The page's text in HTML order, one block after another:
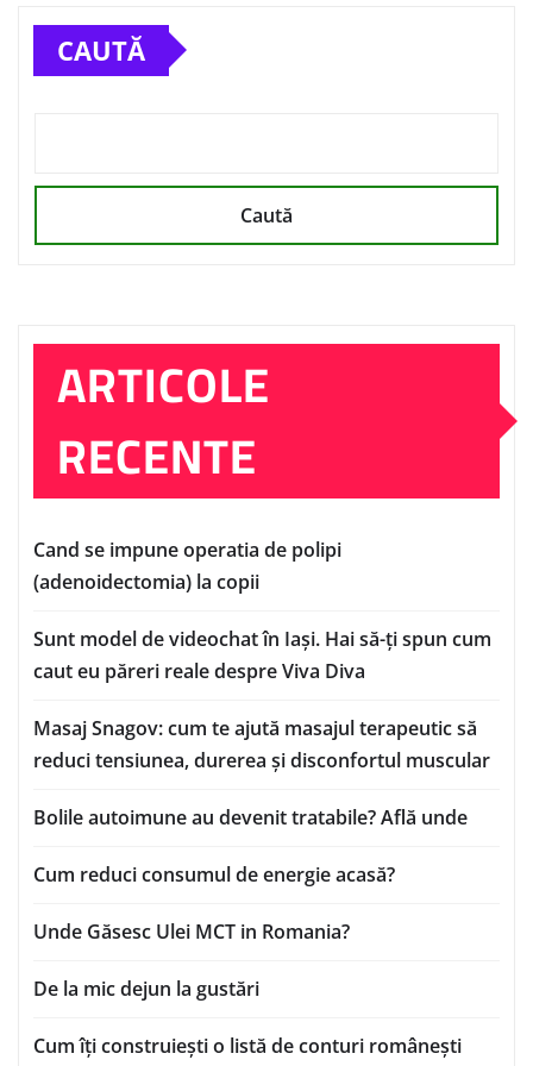
CAUTĂ
Caută
ARTICOLE
RECENTE
Cand se impune operatia de polipi
(adenoidectomia) la copii
Sunt model de videochat în Iași. Hai să-ți spun cum
caut eu păreri reale despre Viva Diva
Masaj Snagov: cum te ajută masajul terapeutic să
reduci tensiunea, durerea și disconfortul muscular
Bolile autoimune au devenit tratabile? Află unde
Cum reduci consumul de energie acasă?
Unde Găsesc Ulei MCT in Romania?
De la mic dejun la gustări
Cum îți construiești o listă de conturi românești